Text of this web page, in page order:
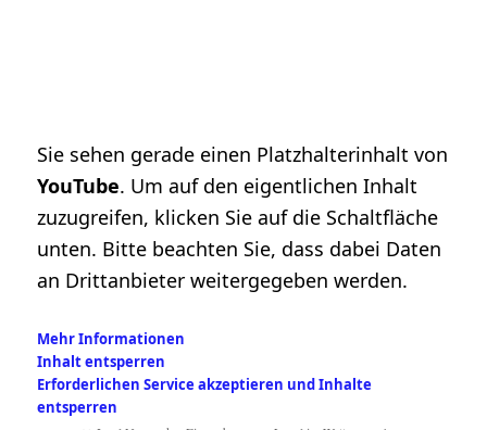
Sie sehen gerade einen Platzhalterinhalt von
YouTube. Um auf den eigentlichen Inhalt
zuzugreifen, klicken Sie auf die Schaltfläche
unten. Bitte beachten Sie, dass dabei Daten
an Drittanbieter weitergegeben werden.
Mehr Informationen
Inhalt entsperren
Erforderlichen Service akzeptieren und Inhalte
entsperren